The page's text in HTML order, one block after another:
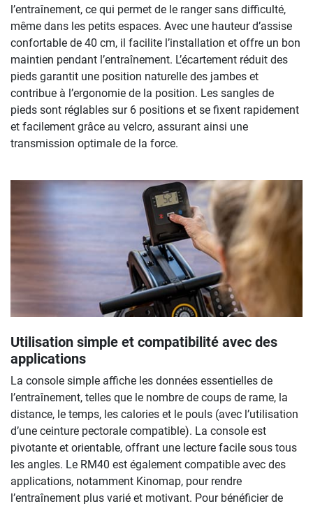
l’entraînement, ce qui permet de le ranger sans difficulté,
même dans les petits espaces. Avec une hauteur d’assise
confortable de 40 cm, il facilite l’installation et offre un bon
maintien pendant l’entraînement. L’écartement réduit des
pieds garantit une position naturelle des jambes et
contribue à l’ergonomie de la position. Les sangles de
pieds sont réglables sur 6 positions et se fixent rapidement
et facilement grâce au velcro, assurant ainsi une
transmission optimale de la force.
Utilisation simple et compatibilité avec des
applications
La console simple affiche les données essentielles de
l’entraînement, telles que le nombre de coups de rame, la
distance, le temps, les calories et le pouls (avec l’utilisation
d’une ceinture pectorale compatible). La console est
pivotante et orientable, offrant une lecture facile sous tous
les angles. Le RM40 est également compatible avec des
applications, notamment Kinomap, pour rendre
l’entraînement plus varié et motivant. Pour bénéficier de